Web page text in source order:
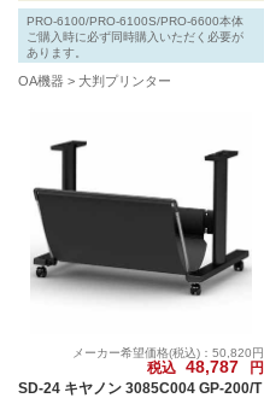
PRO-6100/PRO-6100S/PRO-6600本体
ご購入時に必ず同時購入いただく必要が
あります。
OA機器 大判プリンター
メーカー希望価格(税込)：50,820円
税込 48,787
円
SD-24 キヤノン 3085C004 GP-200/T